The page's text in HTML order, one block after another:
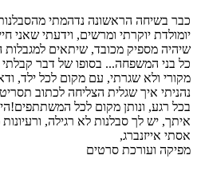
כבר בשיחה הראשונה נדהמתי
יומולדת יוקרתי ומרשים, וידעתי שאני
שיהיה מספיק מכובד, שיתאים למגבלות
כל בני המשפחה... בסופו של דבר קבלתי
מקורי ולא שגרתי, עם מקום לכל ילד,
נהניתי איך שגלית הצליחה לכתוב
בכל רגע, ונותן מקום לכל
איתך, יש לך סבלנות לא רגילה, ורעיונות
אסתי אייזנברג,
מפיקה ועורכת סרטים